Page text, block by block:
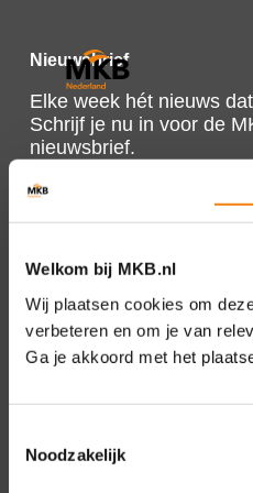
Welkom bij MKB.nl
Wij plaatsen cookies om
verbeteren en om je van
Ga je akkoord met het
Noodzakelijk
Nieuwsbrief
Elke week hét nieuws
Schrijf je nu in voor de
nieuwsbrief.
Direct naar
Over ons
Bezuidenhoutseweg 12